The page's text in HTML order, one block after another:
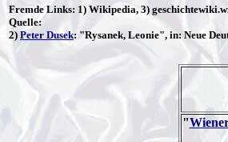
Fremde Links: 1) Wikipedia, 3)
Quelle:
2) Peter Dusek: "Rysanek, Leonie", in: Neue
"